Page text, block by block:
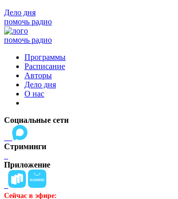
Дело дня
помочь радио
помочь радио
Программы
Расписание
Авторы
Дело дня
О нас
Социальные сети
Стриминги
Приложение
Сейчас в эфире: